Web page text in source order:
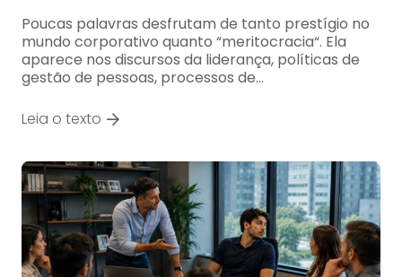
Poucas palavras desfrutam de tanto prestígio no
mundo corporativo quanto “meritocracia“. Ela
aparece nos discursos da liderança, políticas de
gestão de pessoas, processos de…
Leia o texto